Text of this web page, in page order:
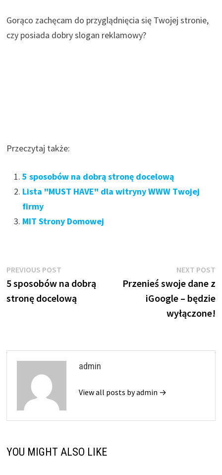
Gorąco zachęcam do przyglądnięcia się Twojej stronie,
czy posiada dobry slogan reklamowy?
Przeczytaj także:
5 sposobów na dobrą stronę docelową
Lista "MUST HAVE" dla witryny WWW Twojej
firmy
MIT Strony Domowej
Nawigacja
wpisu
PREVIOUS POSTPrevious
post:
5 sposobów na dobrą
stronę docelową
NEXT POST
Przenieś swoje dane z
iGoogle – będzie
wyłączone!
admin
View all posts by admin →
YOU MIGHT ALSO LIKE